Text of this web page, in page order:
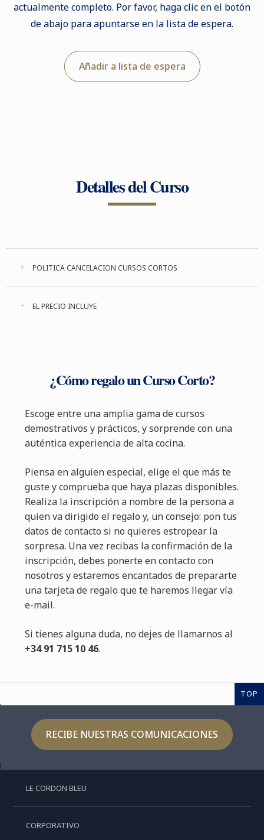
actualmente completo. Por favor, haga clic en el botón
de abajo para apuntarse en la lista de espera.
Añadir a lista de espera
Detalles del Curso
POLITICA CANCELACION CURSOS CORTOS
EL PRECIO INCLUYE
¿Cómo regalo un Curso Corto?
Escoge entre una amplia gama de cursos
demostrativos y prácticos, y sorprende con una
auténtica experiencia de alta cocina.
Piensa en alguien especial, elige el que más te
guste y comprueba que haya plazas disponibles.
Realiza la inscripción a nombre de la persona a
quien va dirigido el regalo y, un consejo: pon tus
datos de contacto si no quieres estropear la
sorpresa. Una vez recibas la confirmación de la
inscripción, debes ponerte en contacto con
nosotros y estaremos encantados de prepararte
una tarjeta de regalo que te haremos llegar vía
e-mail.
Si tienes alguna duda, no dejes de llamarnos al
+34 91 715 10 46.
TOP
RECIBE NUESTRAS COMUNICACIONES
LE CORDON BLEU
CORPORATIVO